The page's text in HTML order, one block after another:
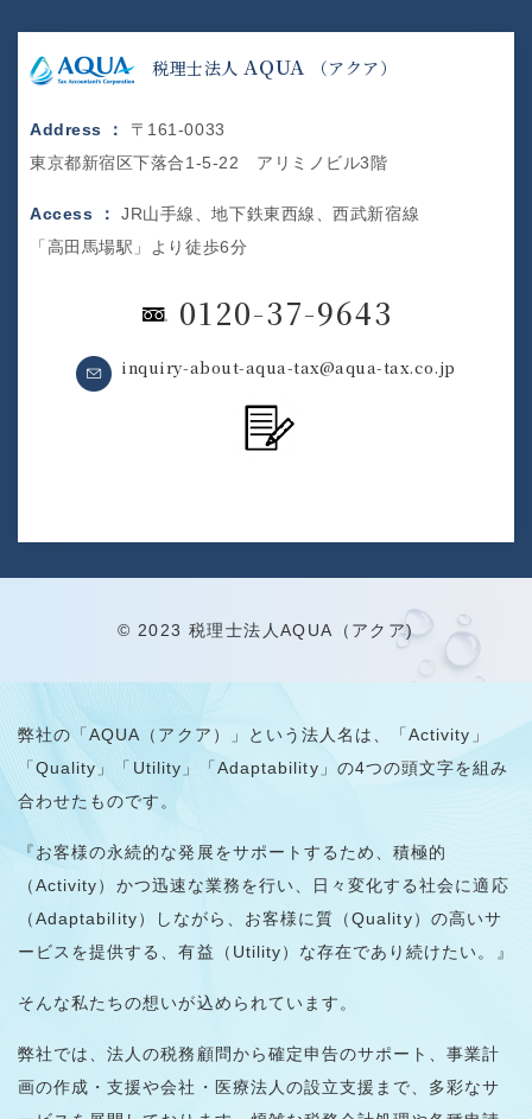
税理士法人 AQUA （アクア）
Address ： 〒161-0033
東京都新宿区下落合1-5-22 アリミノビル3階
Access ：JR山手線、地下鉄東西線、西武新宿線
「高田馬場駅」より徒歩6分
0120-37-9643
inquiry-about-aqua-tax@aqua-tax.co.jp
© 2023 税理士法人AQUA（アクア)
弊社の「AQUA（アクア）」という法人名は、「Activity」
「Quality」「Utility」「Adaptability」の4つの頭文字を組み
合わせたものです。
『お客様の永続的な発展をサポートするため、積極的
（Activity）かつ迅速な業務を行い、日々変化する社会に適応
（Adaptability）しながら、お客様に質（Quality）の高いサ
ービスを提供する、有益（Utility）な存在であり続けたい。』
そんな私たちの想いが込められています。
弊社では、法人の税務顧問から確定申告のサポート、事業計
画の作成・支援や会社・医療法人の設立支援まで、多彩なサ